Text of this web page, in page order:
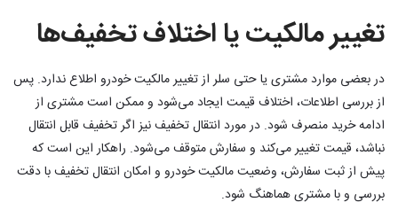
تغییر مالکیت یا اختلاف تخفیف‌ها
در بعضی موارد مشتری یا حتی سلر از تغییر مالکیت خودرو اطلاع ندارد. پس
از بررسی اطلاعات، اختلاف قیمت ایجاد می‌شود و ممکن است مشتری از
ادامه خرید منصرف شود. در مورد انتقال تخفیف نیز اگر تخفیف قابل انتقال
نباشد، قیمت تغییر می‌کند و سفارش متوقف می‌شود. راهکار این است که
پیش از ثبت سفارش، وضعیت مالکیت خودرو و امکان انتقال تخفیف با دقت
بررسی و با مشتری هماهنگ شود.